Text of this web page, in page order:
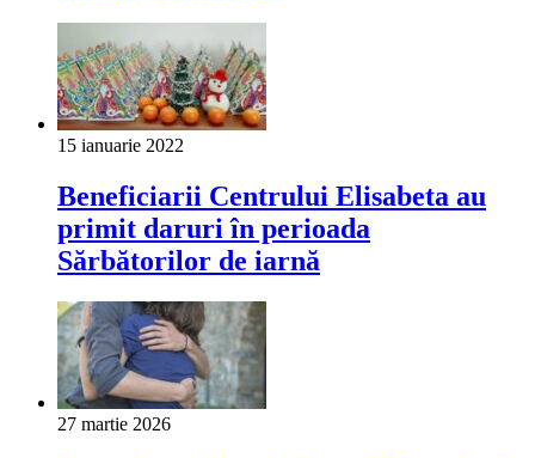
15 ianuarie 2022
Beneficiarii Centrului Elisabeta au
primit daruri în perioada
Sărbătorilor de iarnă
27 martie 2026